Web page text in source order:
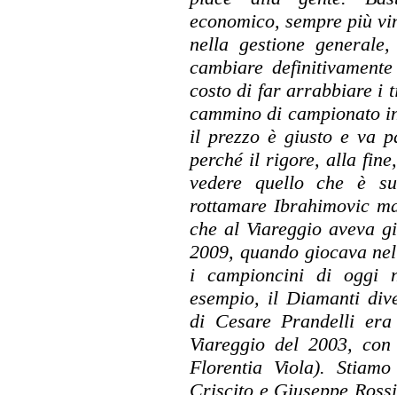
economico, sempre più
nella gestione
cambiare
costo di far arrabbiare i
cammino di campionato
il prezzo è giusto e va
perché il rigore, alla
vedere quello che è
rottamare Ibrahimovic
che al Viareggio aveva
2009, quando giocava
i campioncini di oggi
esempio, il Diamanti
di Cesare Prandelli
Viareggio del 2003,
Florentia Viola).
Criscito e Giuseppe